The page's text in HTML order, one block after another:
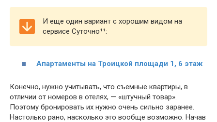
И еще один вариант с хорошим видом на
сервисе Суточно¹¹:
Апартаменты на Троицкой площади 1, 6 этаж
Конечно, нужно учитывать, что съемные квартиры, в
отличии от номеров в отелях, — «штучный товар».
Поэтому бронировать их нужно очень сильно заранее.
Настолько рано, насколько это вообще возможно. Начав